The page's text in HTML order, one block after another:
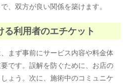
、双方が良い関係を築けます。
利用者のエチケット
まず事前にサービス内容や料金体
です。誤解を防ぐために、お店の
ょう。次に、施術中のコミュニケ